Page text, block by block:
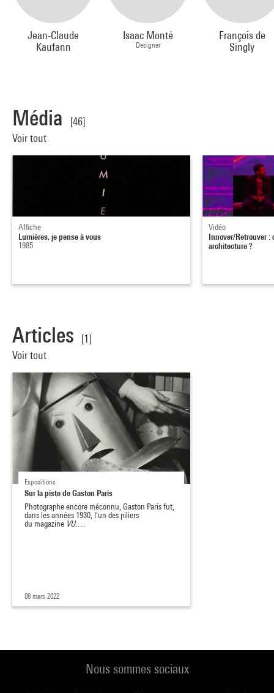
Jean-Claude
Kaufann
Isaac Monté
Designer
François de
Singly
Média
[46]
Voir tout
Affiche
Lumières, je pense à vous
1985
Vidéo
Innover/Retrouver :
architecture ?
Articles
[1]
Voir tout
Expositions
Sur la piste de Gaston Paris
Photographe encore méconnu, Gaston Paris fut,
dans les années 1930, l'un des piliers
du magazine VU.…
08 mars 2022
Nous sommes sociaux